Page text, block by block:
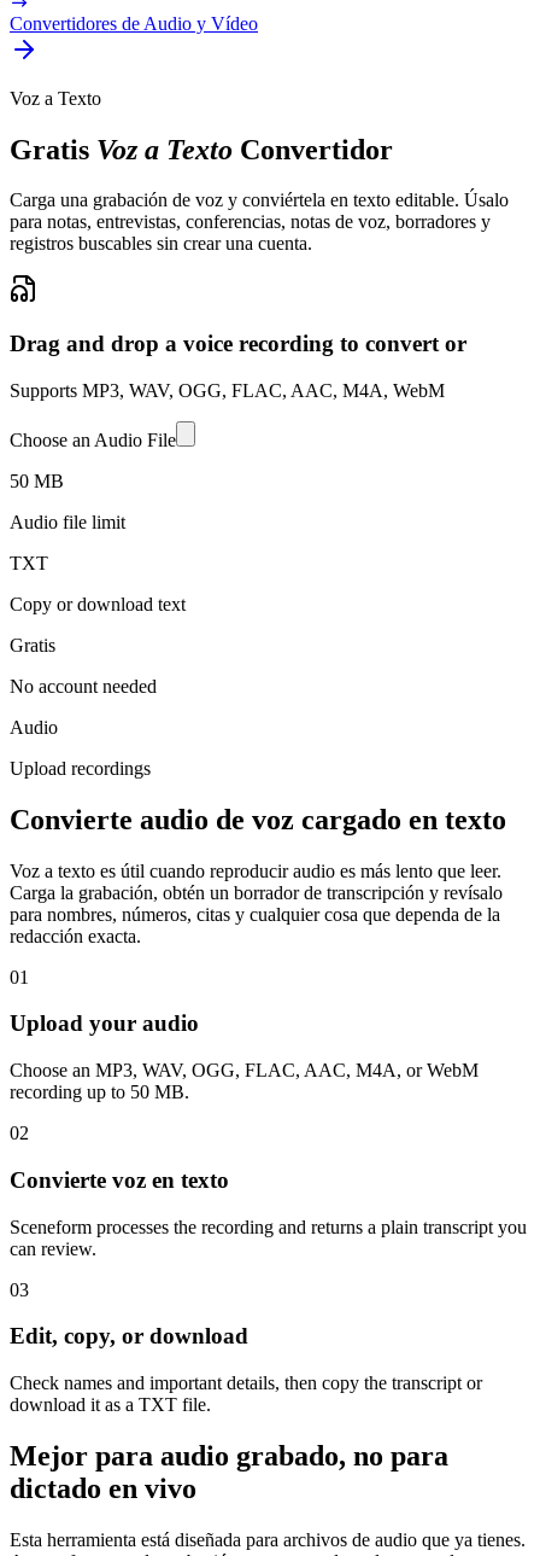
Convertidores de Audio y Vídeo
Voz a Texto
Gratis Voz a Texto Convertidor
Carga una grabación de voz y conviértela en texto editable. Úsalo
para notas, entrevistas, conferencias, notas de voz, borradores y
registros buscables sin crear una cuenta.
Drag and drop a voice recording to convert or
Supports MP3, WAV, OGG, FLAC, AAC, M4A, WebM
Choose an Audio File
50 MB
Audio file limit
TXT
Copy or download text
Gratis
No account needed
Audio
Upload recordings
Convierte audio de voz cargado en texto
Voz a texto es útil cuando reproducir audio es más lento que leer.
Carga la grabación, obtén un borrador de transcripción y revísalo
para nombres, números, citas y cualquier cosa que dependa de la
redacción exacta.
01
Upload your audio
Choose an MP3, WAV, OGG, FLAC, AAC, M4A, or WebM
recording up to 50 MB.
02
Convierte voz en texto
Sceneform processes the recording and returns a plain transcript you
can review.
03
Edit, copy, or download
Check names and important details, then copy the transcript or
download it as a TXT file.
Mejor para audio grabado, no para
dictado en vivo
Esta herramienta está diseñada para archivos de audio que ya tienes.